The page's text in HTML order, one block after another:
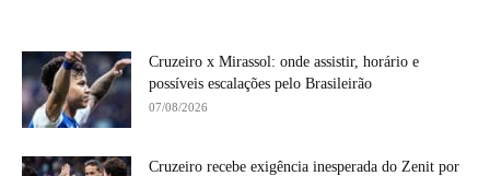
Cruzeiro x Mirassol: onde assistir, horário e
possíveis escalações pelo Brasileirão
07/08/2026
Cruzeiro recebe exigência inesperada do Zenit por